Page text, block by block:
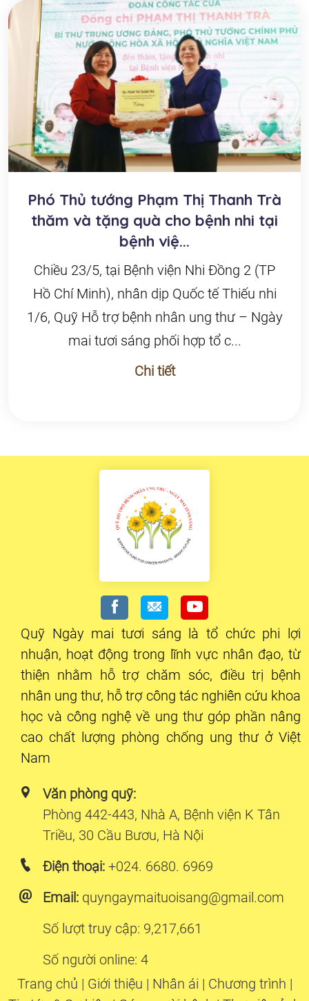
Phó Thủ tướng Phạm Thị Thanh Trà
thăm và tặng quà cho bệnh nhi tại
bệnh việ...
Chiều 23/5, tại Bệnh viện Nhi Đồng 2 (TP
Hồ Chí Minh), nhân dịp Quốc tế Thiếu nhi
1/6, Quỹ Hỗ trợ bệnh nhân ung thư – Ngày
mai tươi sáng phối hợp tổ c...
Chi tiết
Quỹ Ngày mai tươi sáng là tổ chức phi lợi
nhuận, hoạt động trong lĩnh vực nhân đạo, từ
thiện nhằm hỗ trợ chăm sóc, điều trị bệnh
nhân ung thư, hỗ trợ công tác nghiên cứu khoa
học và công nghệ về ung thư góp phần nâng
cao chất lượng phòng chống ung thư ở Việt
Nam
Văn phòng quỹ:
Phòng 442-443, Nhà A, Bệnh viện K Tân
Triều, 30 Cầu Bươu, Hà Nội
Điện thoại: +024. 6680. 6969
Email: quyngaymaituoisang@gmail.com
Số lượt truy cập: 9,217,661
Số người online: 4
Trang chủ | Giới thiệu | Nhân ái | Chương trình |